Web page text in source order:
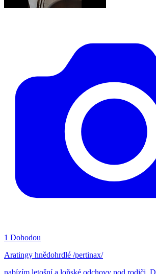
1 Dohodou
Aratingy hnědohrdlé /pertinax/
nabízím letošní a loňské odchovy pod rodiči.